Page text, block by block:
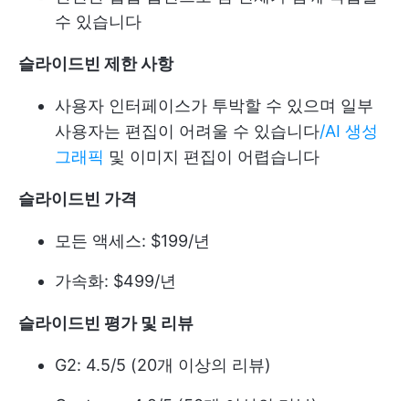
수 있습니다
슬라이드빈 제한 사항
사용자 인터페이스가 투박할 수 있으며 일부
사용자는 편집이 어려울 수 있습니다/AI 생성
그래픽 및 이미지 편집이 어렵습니다
슬라이드빈 가격
모든 액세스: $199/년
가속화: $499/년
슬라이드빈 평가 및 리뷰
G2: 4.5/5 (20개 이상의 리뷰)